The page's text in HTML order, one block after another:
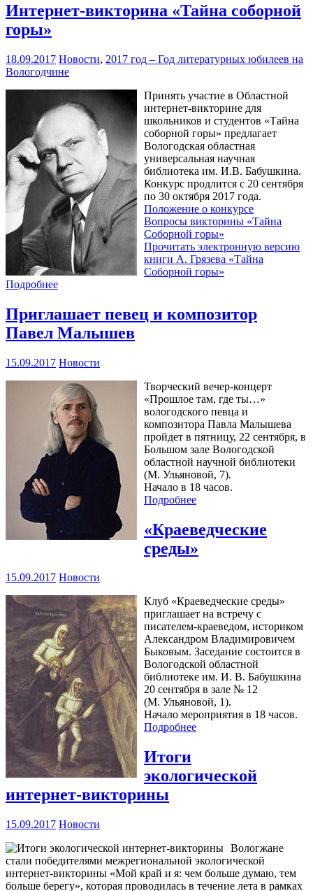
Интернет-викторина «Тайна соборной
горы»
18.09.2017 Новости, 2017 год – Год литературных юбилеев на
Вологодчине
Принять участие в Областной
интернет-викторине для
школьников и студентов «Тайна
соборной горы» предлагает
Вологодская областная
универсальная научная
библиотека им. И.В. Бабушкина.
Конкурс продлится с 20 сентября
по 30 октября 2017 года.
Положение о конкурсе
Вопросы викторины «Тайна
Соборной горы»
Прочитать электронную версию
книги А. Грязева «Тайна
Соборной горы»
Подробнее
Приглашает певец и композитор
Павел Малышев
15.09.2017 Новости
Творческий вечер-концерт
«Прошлое там, где ты…»
вологодского певца и
композитора Павла Малышева
пройдет в пятницу, 22 сентября, в
Большом зале Вологодской
областной научной библиотеки
(М. Ульяновой, 7).
Начало в 18 часов.
Подробнее
«Краеведческие
среды»
15.09.2017 Новости
Клуб «Краеведческие среды»
приглашает на встречу с
писателем-краеведом, историком
Александром Владимировичем
Быковым. Заседание состоится в
Вологодской областной
библиотеке им. И. В. Бабушкина
20 сентября в зале № 12
(М. Ульяновой, 1).
Начало мероприятия в 18 часов.
Подробнее
Итоги
экологической
интернет-викторины
15.09.2017 Новости
Вологжане
стали победителями межрегиональной экологической
интернет-викторины «Мой край и я: чем больше думаю, тем
больше берегу», которая проводилась в течение лета в рамках